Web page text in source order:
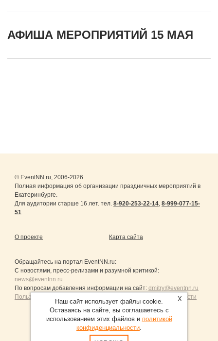
АФИША МЕРОПРИЯТИЙ 15 МАЯ
© EventNN.ru, 2006-2026
Полная информация об организации праздничных мероприятий в
Екатеринбурге.
Для аудитории старше 16 лет. тел. 8-920-253-22-14, 8-999-077-15-
51
О проекте Карта сайта
Обращайтесь на портал EventNN.ru:
С новостями, пресс-релизами и разумной критикой:
news@eventnn.ru
По вопросам добавления информации на сайт: dmitry@eventnn.ru
Пользовательское Соглашение и политика конфиденциальности
Продвижение сайтов Санкт-Петербург
X
Наш сайт использует файлы cookie.
Оставаясь на сайте, вы соглашаетесь с
использованием этих файлов и политикой
конфиденциальности.